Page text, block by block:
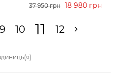
37 950 грн 18 980 грн
9 10 11 12